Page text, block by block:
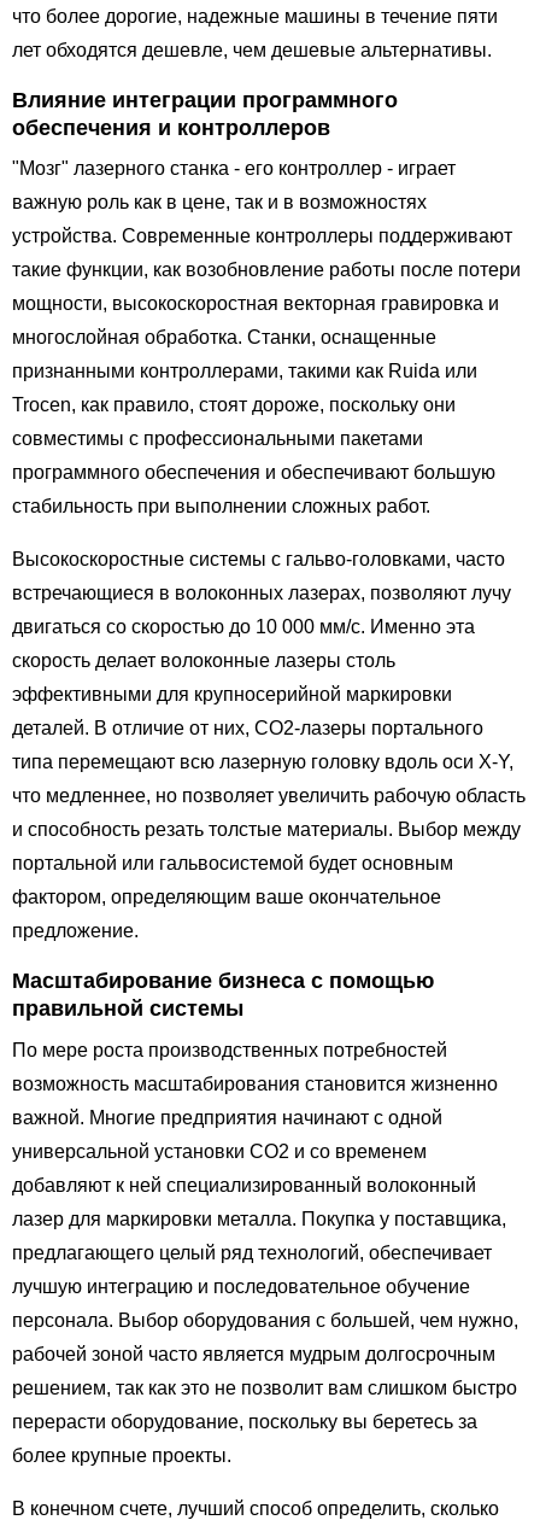
что более дорогие, надежные машины в течение пяти
лет обходятся дешевле, чем дешевые альтернативы.
Влияние интеграции программного
обеспечения и контроллеров
"Мозг" лазерного станка - его контроллер - играет
важную роль как в цене, так и в возможностях
устройства. Современные контроллеры поддерживают
такие функции, как возобновление работы после потери
мощности, высокоскоростная векторная гравировка и
многослойная обработка. Станки, оснащенные
признанными контроллерами, такими как Ruida или
Trocen, как правило, стоят дороже, поскольку они
совместимы с профессиональными пакетами
программного обеспечения и обеспечивают большую
стабильность при выполнении сложных работ.
Высокоскоростные системы с гальво-головками, часто
встречающиеся в волоконных лазерах, позволяют лучу
двигаться со скоростью до 10 000 мм/с. Именно эта
скорость делает волоконные лазеры столь
эффективными для крупносерийной маркировки
деталей. В отличие от них, CO2-лазеры портального
типа перемещают всю лазерную головку вдоль оси X-Y,
что медленнее, но позволяет увеличить рабочую область
и способность резать толстые материалы. Выбор между
портальной или гальвосистемой будет основным
фактором, определяющим ваше окончательное
предложение.
Масштабирование бизнеса с помощью
правильной системы
По мере роста производственных потребностей
возможность масштабирования становится жизненно
важной. Многие предприятия начинают с одной
универсальной установки CO2 и со временем
добавляют к ней специализированный волоконный
лазер для маркировки металла. Покупка у поставщика,
предлагающего целый ряд технологий, обеспечивает
лучшую интеграцию и последовательное обучение
персонала. Выбор оборудования с большей, чем нужно,
рабочей зоной часто является мудрым долгосрочным
решением, так как это не позволит вам слишком быстро
перерасти оборудование, поскольку вы беретесь за
более крупные проекты.
В конечном счете, лучший способ определить, сколько